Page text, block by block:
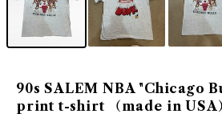
90s SALEM NBA "Chicago
print t-shirt （made in USA